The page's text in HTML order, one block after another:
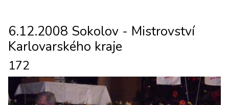
6.12.2008 Sokolov - Mistrovství
Karlovarského kraje
172